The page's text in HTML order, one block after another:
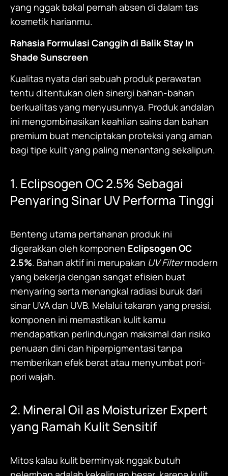
yang nggak bakal pernah absen di dalam tas
kosmetik harianmu.
Rahasia Formulasi Canggih di BalikStay In
Shade Sunscreen
Kualitas nyata dari sebuah produk perawatan
tentu ditentukan oleh sinergi bahan-bahan
berkualitas yang menyusunnya. Produk andalan
ini mengombinasikan keahlian sains dan bahan
premium buat menciptakan proteksi yang aman
bagi tipe kulit yang paling menantang sekalipun.
1. Eclipsogen OC 2.5% Sebagai
Penyaring Sinar UV Performa Tinggi
Benteng utama pertahanan produk ini
digerakkan oleh komponen Eclipsogen OC
2.5%. Bahan aktif ini merupakan UV Filtermodern
yang bekerja dengan sangat efisien buat
menyaring serta menangkal radiasi buruk dari
sinar UVA dan UVB. Melalui takaran yang presisi,
komponen ini memastikan kulit kamu
mendapatkan perlindungan maksimal dari risiko
penuaan dini dan hiperpigmentasi tanpa
memberikan efek berat atau menyumbat pori-
pori wajah.
2. Mineral Oil as Moisturizer Expert
yang Ramah Kulit Sensitif
Mitos kalau kulit berminyak nggak butuh